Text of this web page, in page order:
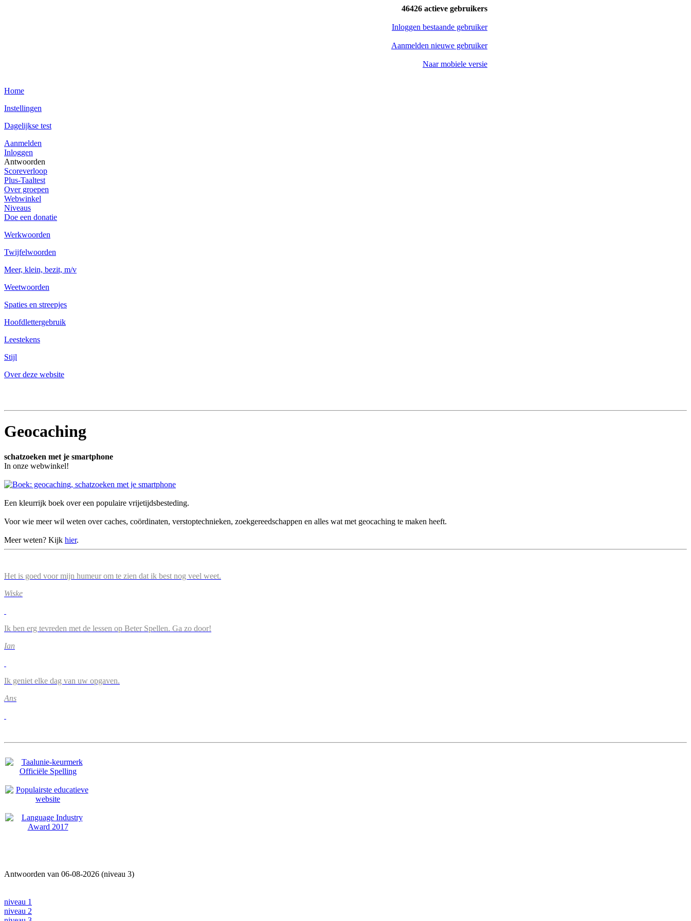
46426 actieve gebruikers
Inloggen bestaande gebruiker
Aanmelden nieuwe gebruiker
Naar mobiele versie
Home
Instellingen
Dagelijkse test
Aanmelden
Inloggen
Antwoorden
Scoreverloop
Plus-Taaltest
Over groepen
Webwinkel
Niveaus
Doe een donatie
Werkwoorden
Twijfelwoorden
Meer, klein, bezit, m/v
Weetwoorden
Spaties en streepjes
Hoofdlettergebruik
Leestekens
Stijl
Over deze website
Geocaching
schatzoeken met je smartphone
In onze webwinkel!
Een kleurrijk boek over een populaire vrijetijdsbesteding.
Voor wie meer wil weten over caches, coördinaten, verstoptechnieken, zoekgereedschappen en alles wat met geocaching te maken heeft.
Meer weten? Kijk hier.
Het is goed voor mijn humeur om te zien dat ik best nog veel weet.
Wiske
Ik ben erg tevreden met de lessen op Beter Spellen. Ga zo door!
Ian
Ik geniet elke dag van uw opgaven.
Ans
Antwoorden van 06-08-2026 (niveau 3)
niveau 1
niveau 2